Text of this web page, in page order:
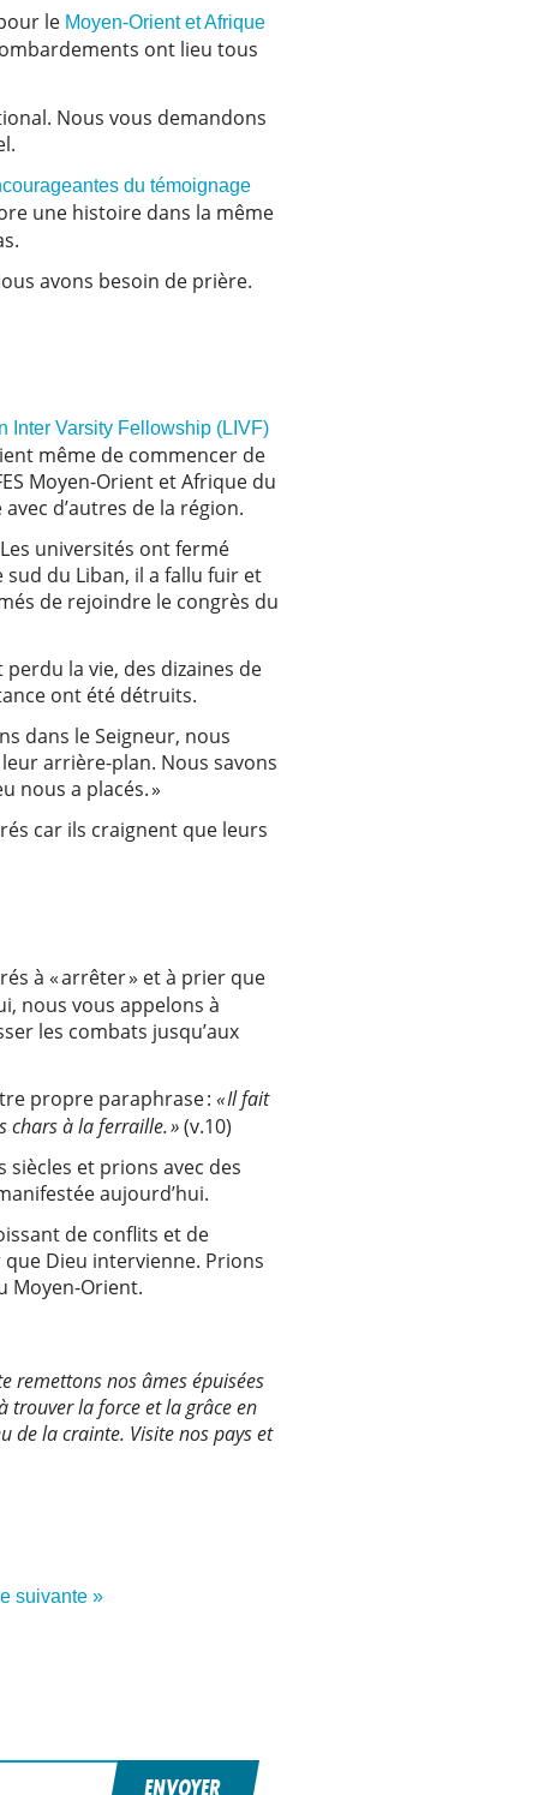
le Moyen-Orient et Afrique
ont lieu tous
Nous vous demandons
du témoignage
une histoire dans la même
avons besoin de prière.
Inter Varsity Fellowship (LIVF)
même de commencer de
Moyen-Orient et Afrique du
d’autres de la région.
universités ont fermé
du Liban, il a fallu fuir et
de rejoindre le congrès du
la vie, des dizaines de
ont été détruits.
dans le Seigneur, nous
arrière-plan. Nous savons
nous a placés. »
car ils craignent que leurs
à « arrêter » et à prier que
nous vous appelons à
les combats jusqu’aux
propre paraphrase : « Il fait
chars à la ferraille. »(v.10)
et prions avec des
aujourd’hui.
de conflits et de
Dieu intervienne. Prions
Moyen-Orient.
remettons nos âmes épuisées
trouver la force et la grâce en
de la crainte. Visite nos pays et
suivante »
ENVOYER